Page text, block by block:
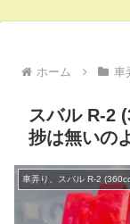
ホーム 車
スバル R-2
捗は無いの
車弄り、スバル R-2